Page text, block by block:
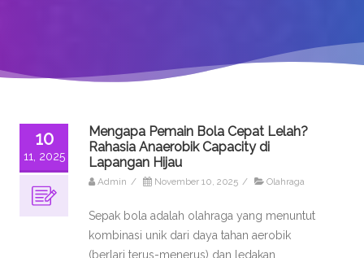
10
11, 2025
Mengapa Pemain Bola Cepat Lelah?
Rahasia Anaerobik Capacity di
Lapangan Hijau
Admin / November 10, 2025 / Olahraga
Sepak bola adalah olahraga yang menuntut
kombinasi unik dari daya tahan aerobik
(berlari terus-menerus) dan ledakan